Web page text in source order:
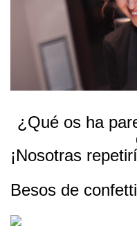
¿Qué os ha
¡Nosotras
Besos de